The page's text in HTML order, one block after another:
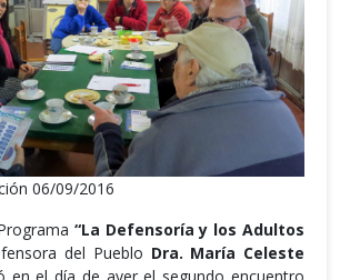
06/09/2016
“La Defensoría y los Adultos
del Pueblo Dra. María Celeste